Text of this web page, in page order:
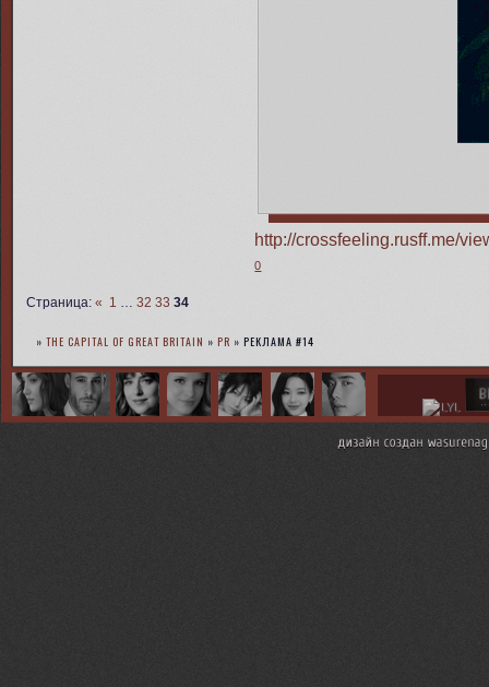
http://crossfeeling.rusff.me/
0
Страница: « 1 32 33 34
» THE CAPITAL OF GREAT BRITAIN » PR » РЕКЛАМА #14